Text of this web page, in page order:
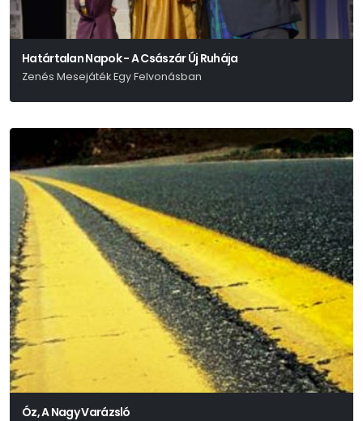
Határtalan Napok - A Császár Új Ruhája
Zenés Mesejáték Egy Felvonásban
Óz, A Nagy Varázsló